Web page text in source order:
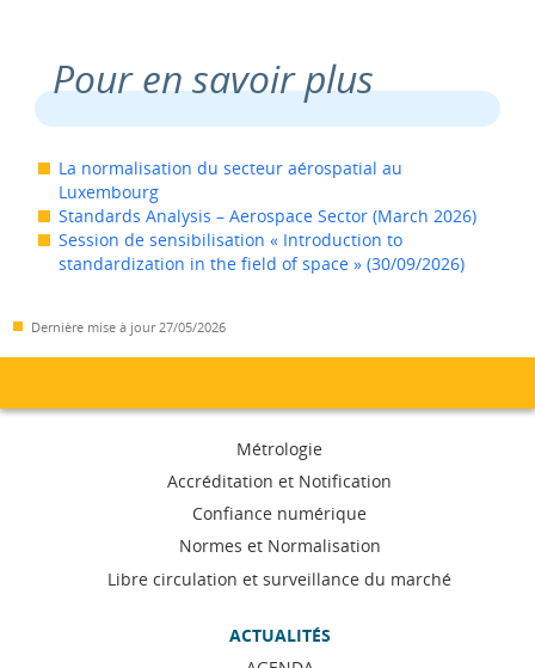
Pour en savoir plus
La normalisation du secteur aérospatial au
Luxembourg
Standards Analysis – Aerospace Sector (March 2026)
Session de sensibilisation « Introduction to
standardization in the field of space » (30/09/2026)
Dernière mise à jour27/05/2026
navigation
Métrologie
Accréditation et Notification
Confiance numérique
Normes et Normalisation
Libre circulation et surveillance du marché
ACTUALITÉS